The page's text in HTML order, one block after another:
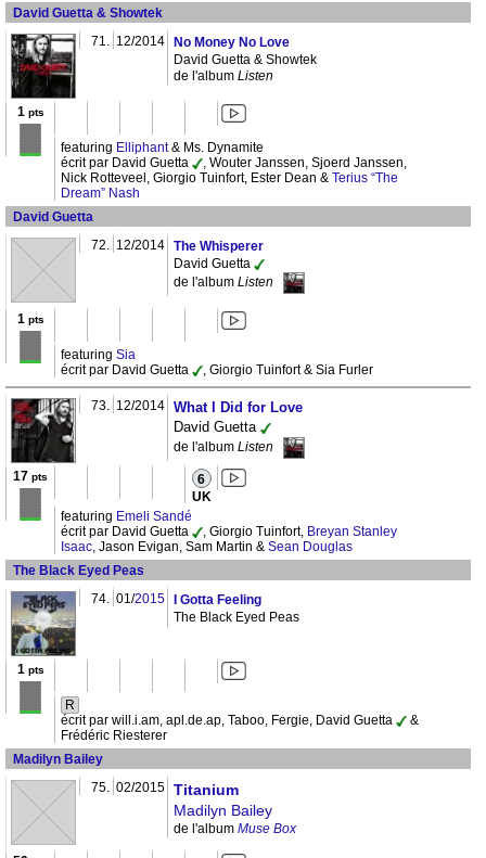
David Guetta & Showtek
71. 12/2014
No Money No Love
David Guetta & Showtek
de l'album Listen
1pts
featuring Elliphant& Ms. Dynamite
écrit par David Guetta
, Wouter Janssen, Sjoerd Janssen,
Nick Rotteveel, Giorgio Tuinfort, Ester Dean & Terius “The
Dream” Nash
David Guetta
72. 12/2014 The Whisperer
David Guetta
de l'album Listen
1pts
featuring Sia
écrit par David Guetta
, Giorgio Tuinfort & Sia Furler
73. 12/2014 What I Did for Love
David Guetta
de l'album Listen
17 pts 6
UK
featuring Emeli Sandé
écrit par David Guetta
, Giorgio Tuinfort, Breyan Stanley
Isaac, Jason Evigan, Sam Martin & Sean Douglas
The Black Eyed Peas
74. 01/2015
I Gotta Feeling
The Black Eyed Peas
1pts
R
écrit par will.i.am, apl.de.ap, Taboo, Fergie, David Guetta
&
Frédéric Riesterer
Madilyn Bailey
75. 02/2015 Titanium
Madilyn Bailey
de l'album Muse Box